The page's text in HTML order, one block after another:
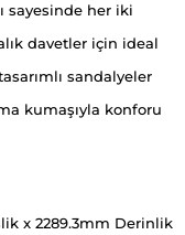
sayesinde her iki
davetler için ideal
sandalyeler
kumaşıyla konforu
x 2289.3mm Derinlik